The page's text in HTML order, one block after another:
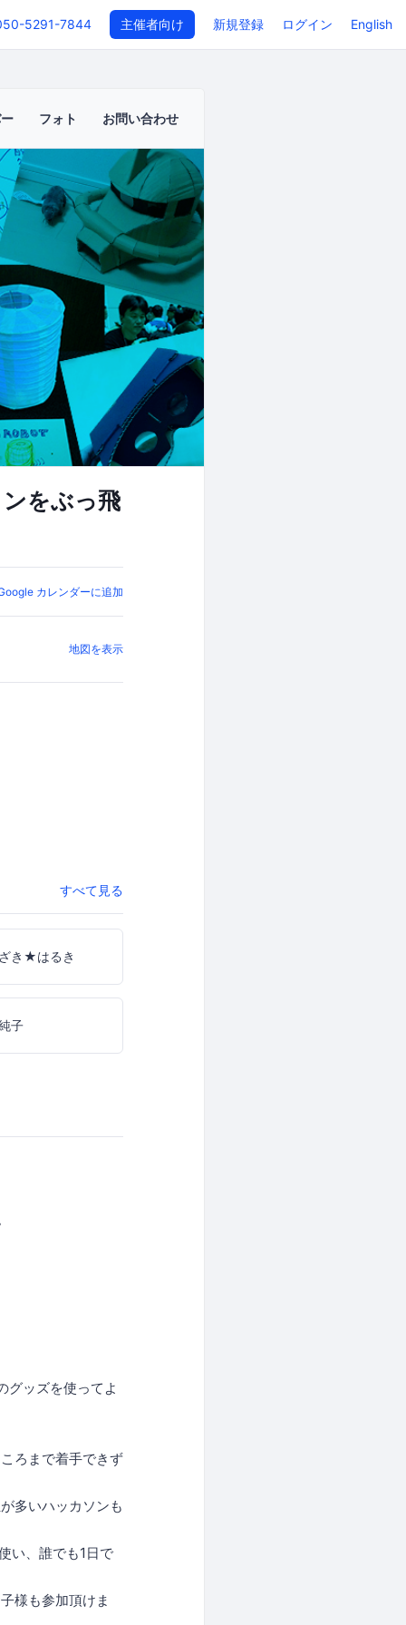
5291-7844 主催者向け 新規登録 ログイン English
thon～フォト お問い合わせ
をぶっ飛
カレンダーに追加
地図を表示
すべて見る
き★はるき
子
グッズを使ってよ
ろまで着手できず
多いハッカソンも
い、誰でも1日で
様も参加頂けま